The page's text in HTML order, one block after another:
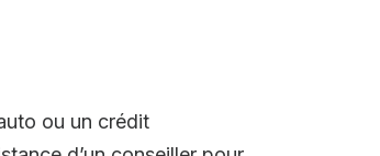
ou un crédit